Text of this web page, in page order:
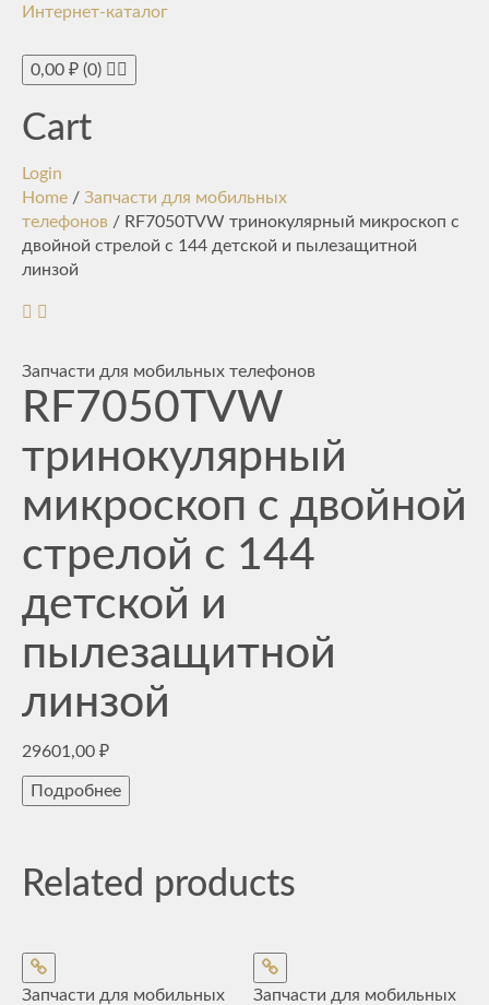
Интернет-каталог
0,00 ₽ (0)
Cart
Login
Home / Запчасти для мобильных
телефонов / RF7050TVW тринокулярный микроскоп с
двойной стрелой с 144 детской и пылезащитной
линзой
Запчасти для мобильных телефонов
RF7050TVW
тринокулярный
микроскоп с двойной
стрелой с 144
детской и
пылезащитной
линзой
29601,00 ₽
Подробнее
Related products
Запчасти для мобильных
Запчасти для мобильных